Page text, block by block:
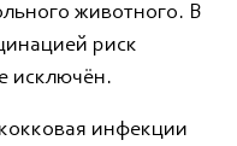
животного. В
риск
исключён.
инфекции